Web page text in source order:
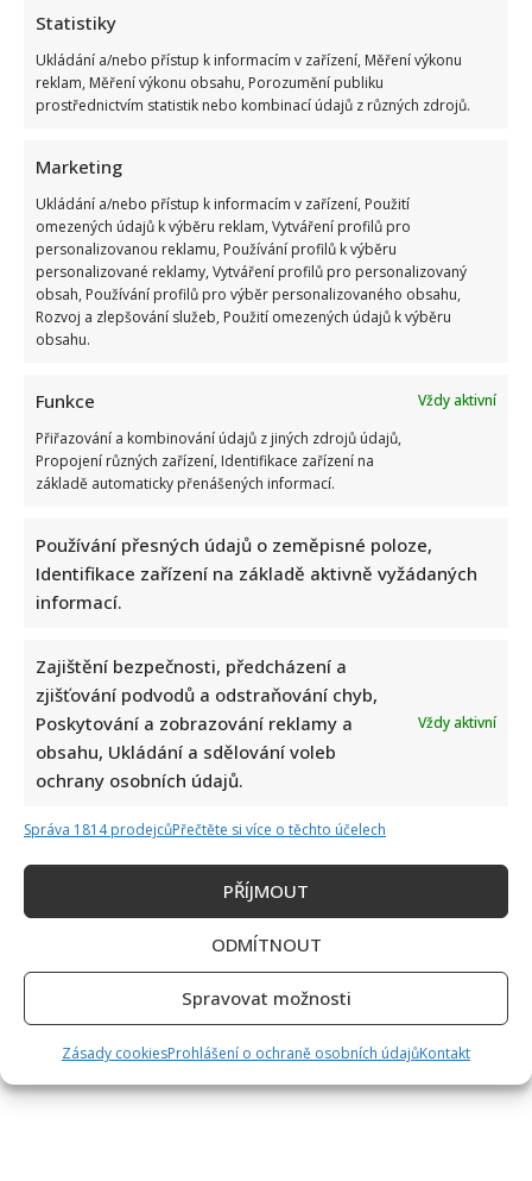
Statistiky
Ukládání a/nebo přístup k informacím v zařízení, Měření výkonu
reklam, Měření výkonu obsahu, Porozumění publiku
prostřednictvím statistik nebo kombinací údajů z různých zdrojů.
Marketing
Ukládání a/nebo přístup k informacím v zařízení, Použití
omezených údajů k výběru reklam, Vytváření profilů pro
personalizovanou reklamu, Používání profilů k výběru
personalizované reklamy, Vytváření profilů pro personalizovaný
obsah, Používání profilů pro výběr personalizovaného obsahu,
Rozvoj a zlepšování služeb, Použití omezených údajů k výběru
obsahu.
Funkce
Vždy aktivní
Přiřazování a kombinování údajů z jiných zdrojů údajů,
Propojení různých zařízení, Identifikace zařízení na
základě automaticky přenášených informací.
Používání přesných údajů o zeměpisné poloze,
Identifikace zařízení na základě aktivně vyžádaných
informací.
Zajištění bezpečnosti, předcházení a
zjišťování podvodů a odstraňování chyb,
Poskytování a zobrazování reklamy a
obsahu, Ukládání a sdělování voleb
ochrany osobních údajů.
Vždy aktivní
Správa 1814 prodejcůPřečtěte si více o těchto účelech
PŘÍJMOUT
ODMÍTNOUT
Spravovat možnosti
Zásady cookiesProhlášení o ochraně osobních údajůKontakt